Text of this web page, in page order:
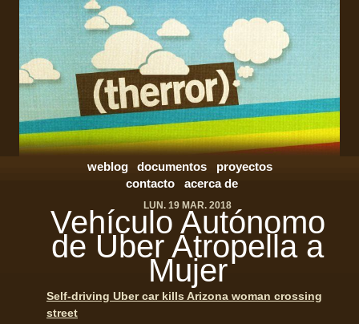
weblog documentos
proyectos
contacto
acerca de
LUN. 19 MAR. 2018
Vehículo Autónomo
de Uber Atropella a
Mujer
Self-driving Uber car kills Arizona woman crossing
street